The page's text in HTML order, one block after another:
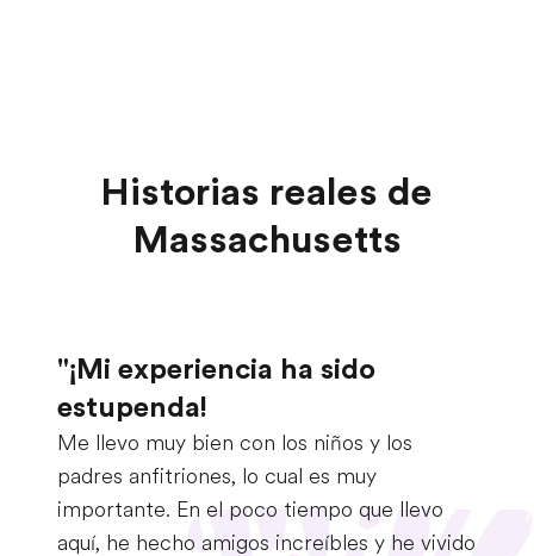
Historias reales de
Massachusetts
"¡Mi experiencia ha sido
estupenda!
Me llevo muy bien con los niños y los
padres anfitriones, lo cual es muy
importante. En el poco tiempo que llevo
aquí, he hecho amigos increíbles y he vivido